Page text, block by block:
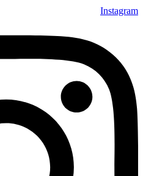
Instagram